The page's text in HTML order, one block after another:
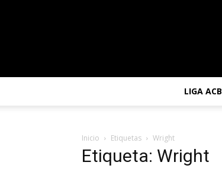
LIGA ACB
Inicio Etiquetas Wright
Etiqueta: Wright